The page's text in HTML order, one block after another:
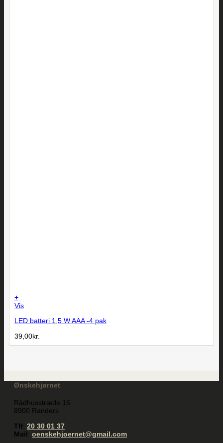
+
Vis
LED batteri 1,5 W AAA -4 pak
39,00kr.
Ønskehjørnet
Rådhusstræde 15
8900 Randers
Tlf: 20 30 01 37
Mail: oenskehjoernet@gmail.com